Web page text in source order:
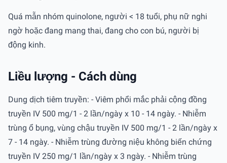
Quá mẫn nhóm quinolone, người < 18 tuổi, phụ nữ nghi
ngờ hoặc đang mang thai, đang cho con bú, người bị
động kinh.
Liều lượng - Cách dùng
Dung dịch tiêm truyền: - Viêm phổi mắc phải cộng đồng
truyền IV 500 mg/1 - 2 lần/ngày x 10 - 14 ngày. - Nhiễm
trùng ổ bụng, vùng chậu truyền IV 500 mg/1 - 2 lần/ngày x
7 - 14 ngày. - Nhiễm trùng đường niệu không biến chứng
truyền IV 250 mg/1 lần/ngày x 3 ngày. - Nhiễm trùng